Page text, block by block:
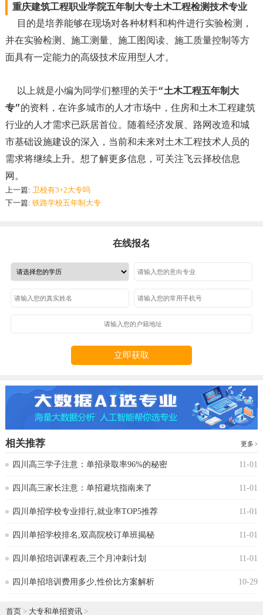
重庆建筑工程职业学院五年制大专土木工程检测技术专业
目的是培养能够在现场对各种材料和构件进行实验检测，
并在实验检测、施工测量、施工图阅读、施工质量控制等方
面具有一定能力的高级技术应用型人才。
以上就是小编为同学们整理的关于“土木工程五年制大
专”的资料，在许多城市的人才市场中，住房和土木工程建筑
行业的人才需求已跃居首位。随着经济发展、路网改造和城
市基础设施建设的深入，当前和未来对土木工程技术人员的
需求将继续上升。想了解更多信息，可关注飞云择校信息
网。
上一篇: 卫校有3+2大专吗
下一篇: 铁路学校五年制大专
在线报名
立即获取
相关推荐 更多
四川高三学子注意：单招录取率96%的秘密 11-01
四川高三家长注意：单招避坑指南来了 11-01
四川单招学校专业排行,就业率TOP5推荐 11-01
四川单招学校排名,双高院校订单班揭秘 11-01
四川单招培训课程表,三个月冲刺计划 11-01
四川单招培训费用多少,性价比方案解析 10-29
首页 > 大专和单招资讯 >